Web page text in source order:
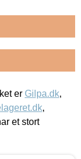
er Gilpa.dk,
,
et stort